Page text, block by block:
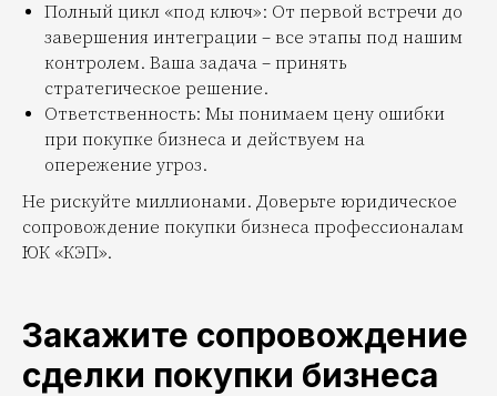
Полный цикл «под ключ»: От первой встречи до
завершения интеграции – все этапы под нашим
контролем. Ваша задача – принять
стратегическое решение.
Ответственность: Мы понимаем цену ошибки
при покупке бизнеса и действуем на
опережение угроз.
Не рискуйте миллионами. Доверьте юридическое
сопровождение покупки бизнеса профессионалам
ЮК «КЭП».
Закажите сопровождение
сделки покупки бизнеса